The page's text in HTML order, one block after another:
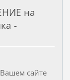
на
-
сайте